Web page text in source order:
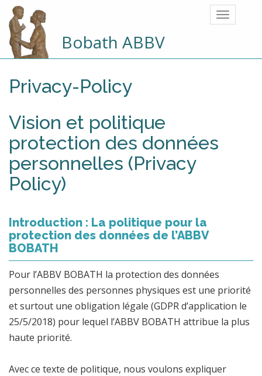
Bobath ABBV
Privacy-Policy
Vision et politique
protection des données
personnelles (Privacy
Policy)
Introduction : La politique pour la
protection des données de l’ABBV
BOBATH
Pour l’ABBV BOBATH la protection des données
personnelles des personnes physiques est une priorité
et surtout une obligation légale (GDPR d’application le
25/5/2018) pour lequel l’ABBV BOBATH attribue la plus
haute priorité.
Avec ce texte de politique, nous voulons expliquer